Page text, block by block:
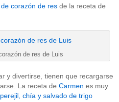
corazón de res de la receta de
de res de Luis
y divertirse, tienen que recargarse
La receta de Carmen es muy
chía y salvado de trigo